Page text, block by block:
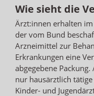
Wie sieht die
Ärzt:innen erhalten
der vom Bund
Arzneimittel zur
Erkrankungen eine
abgegebene
nur hausärztlich
Kinder- und